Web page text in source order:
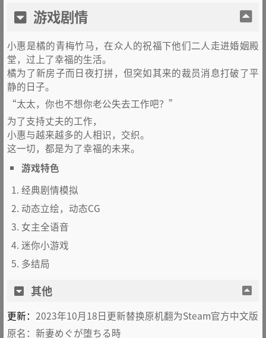
游戏剧情
小惠是橘的青梅竹马，在众人的祝福下他们二人走进婚姻殿
堂，过上了幸福的生活。
橘为了新房子而日夜打拼，但突如其来的裁员消息打破了平
静的日子。
“太太，你也不想你老公失去工作吧？”
为了支持丈夫的工作，
小惠与越来越多的人相识，交织。
这一切，都是为了幸福的未来。
游戏特色
经典剧情模拟
动态立绘，动态CG
女主全语音
迷你小游戏
多结局
其他
更新： 2023年10月18日更新替换原机翻为Steam官方中文版
原名：新妻めぐが堕ちる時